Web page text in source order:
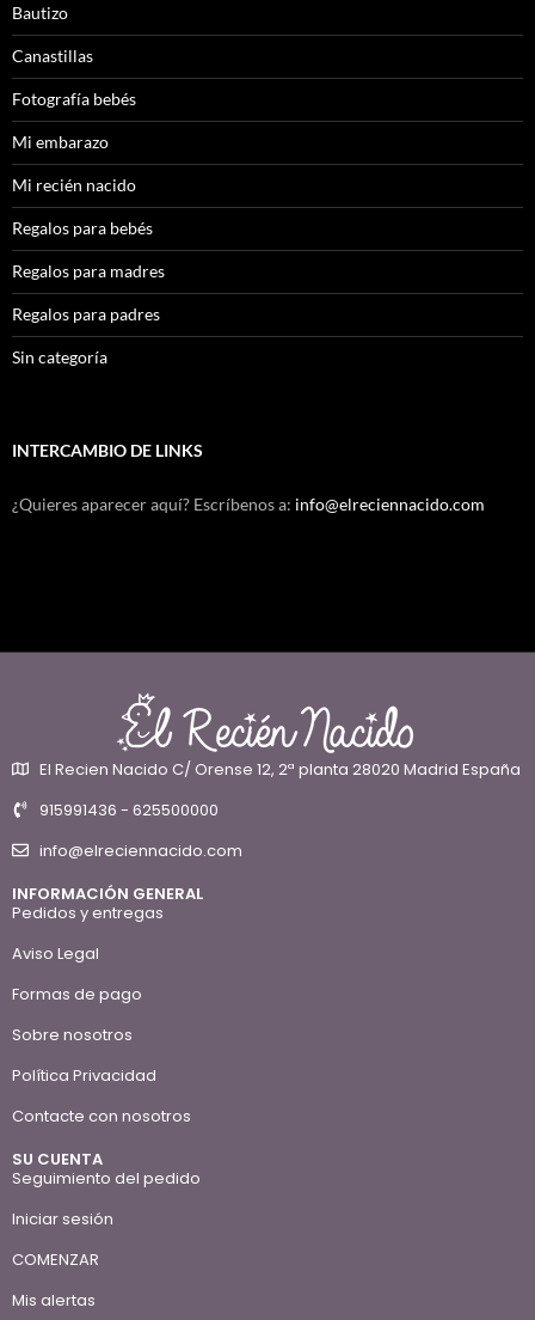
Bautizo
Canastillas
Fotografía bebés
Mi embarazo
Mi recién nacido
Regalos para bebés
Regalos para madres
Regalos para padres
Sin categoría
INTERCAMBIO DE LINKS
¿Quieres aparecer aquí? Escríbenos a: info@elreciennacido.com
El Recien Nacido C/ Orense 12, 2ª planta 28020 Madrid España
915991436 - 625500000
info@elreciennacido.com
INFORMACIÓN GENERAL
Pedidos y entregas
Aviso Legal
Formas de pago
Sobre nosotros
Política Privacidad
Contacte con nosotros
SU CUENTA
Seguimiento del pedido
Iniciar sesión
COMENZAR
Mis alertas